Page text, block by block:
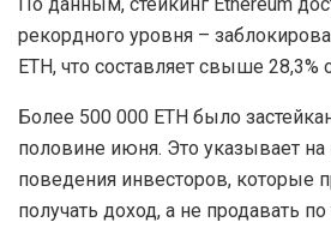
рекордного уровня –
ETH, что составляет свыше
Более 500 000 ETH было
половине июня. Это указывает
поведения инвесторов, которые
получать доход, а не продавать